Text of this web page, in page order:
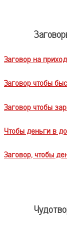
Заговор на
Заговор чтобы
Заговор чтобы
Чтобы деньги в
Заговор, чтобы